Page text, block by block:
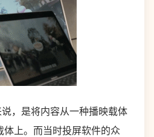
，是将内容从一种播映载体
上。而当时投屏软件的众